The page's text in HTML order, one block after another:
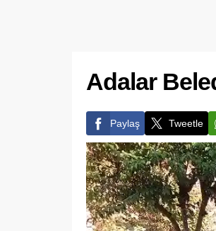
Adalar
Paylaş Tweetle